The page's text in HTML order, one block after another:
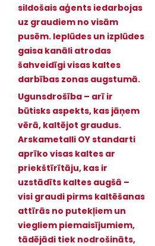
sildošais aģents iedarbojas
uz graudiem no visām
pusēm. Ieplūdes un izplūdes
gaisa kanāli atrodas
šahveidīgi visas kaltes
darbības zonas augstumā.
Ugunsdrošība – arī ir
būtisks aspekts, kas jāņem
vērā, kaltējot graudus.
Arskametalli OY standarti
aprīko visas kaltes ar
priekštīrītāju, kas ir
uzstādīts kaltes augšā –
visi graudi pirms kaltēšanas
attīrās no putekļiem un
viegliem piemaisījumiem,
tādējādi tiek nodrošināts,